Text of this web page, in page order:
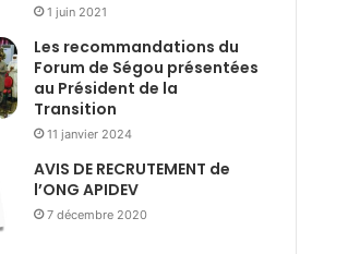
1 juin 2021
Les recommandations du
Forum de Ségou présentées
au Président de la
Transition
11 janvier 2024
AVIS DE RECRUTEMENT de
l’ONG APIDEV
7 décembre 2020